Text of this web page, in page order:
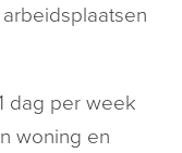
dag per week
woning en